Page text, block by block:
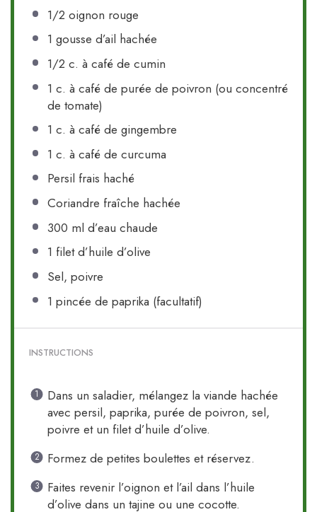
1/2 oignon rouge
1 gousse d’ail hachée
1/2 c. à café de cumin
1 c. à café de purée de poivron (ou concentré
de tomate)
1 c. à café de gingembre
1 c. à café de curcuma
Persil frais haché
Coriandre fraîche hachée
300 ml d’eau chaude
1 filet d’huile d’olive
Sel, poivre
1 pincée de paprika (facultatif)
INSTRUCTIONS
Dans un saladier, mélangez la viande hachée
avec persil, paprika, purée de poivron, sel,
poivre et un filet d’huile d’olive.
Formez de petites boulettes et réservez.
Faites revenir l’oignon et l’ail dans l’huile
d’olive dans un tajine ou une cocotte.